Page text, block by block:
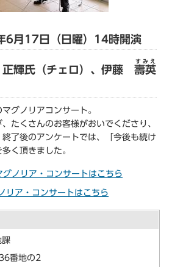
月17日（日曜）14時開演
輝氏（チェロ）、伊藤 壽英
すみえ
グノリアコンサート。
たくさんのお客様がおいでくださり、
了後のアンケートでは、「今後も続け
く頂きました。
ノリア・コンサートはこちら
リア・コンサートはこちら
番地の2